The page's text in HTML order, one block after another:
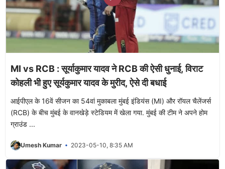
MI vs RCB : सूर्याकुमार यादव ने RCB की ऐसी धुनाई, विराट
कोहली भी हुए सूर्यकुमार यादव के मुरीद, ऐसे दी बधाई
आईपीएल के 16वें सीजन का 54वां मुकाबला मुंबई इंडियंस (MI) और रॉयल चैलेंजर्स
(RCB) के बीच मुंबई के वानखेड़े स्टेडियम में खेला गया. मुंबई की टीम ने अपने होम
ग्राउंड ...
Umesh Kumar 2023-05-10, 8:35 AM